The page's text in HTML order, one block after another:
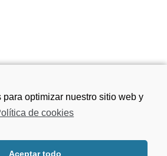
optimizar nuestro sitio web y
de cookies
Aceptar todo